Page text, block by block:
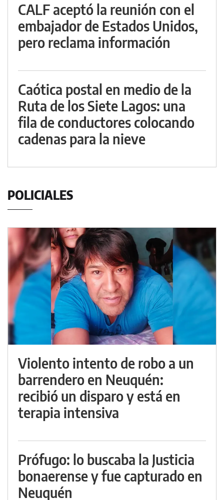
CALF aceptó la reunión con el
embajador de Estados Unidos,
pero reclama información
Caótica postal en medio de la
Ruta de los Siete Lagos: una
fila de conductores colocando
cadenas para la nieve
POLICIALES
Violento intento de robo a un
barrendero en Neuquén:
recibió un disparo y está en
terapia intensiva
Prófugo: lo buscaba la Justicia
bonaerense y fue capturado en
Neuquén